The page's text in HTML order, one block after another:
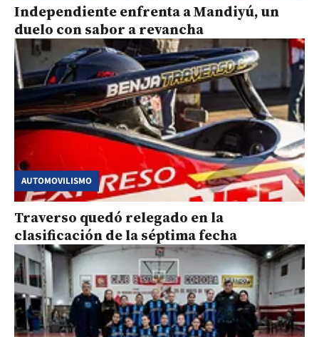
Independiente enfrenta a Mandiyú, un
duelo con sabor a revancha
AUTOMOVILISMO
Traverso quedó relegado en la
clasificación de la séptima fecha